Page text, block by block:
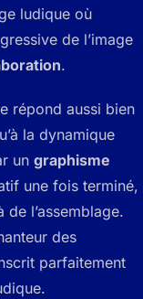
ludique où
de l’image
.
répond aussi bien
la dynamique
un graphisme
une fois terminé,
l’assemblage.
des
parfaitement